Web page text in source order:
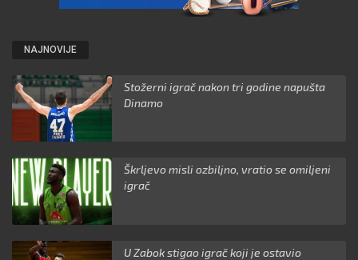
NAJNOVIJE
Stožerni igrač nakon tri godine napušta
Dinamo
Škrljevo misli ozbiljno, vratio se omiljeni
igrač
U Zabok stigao igrač koji je ostavio